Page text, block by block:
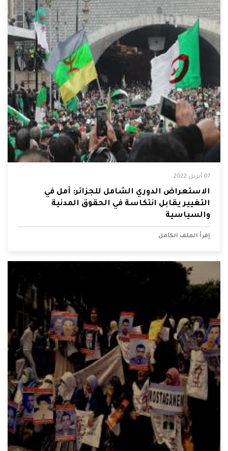
07 أبريل 2022
الاستعراض الدوري الشامل للجزائر: أمل في
التغيير يقابل انتكاسة في الحقوق المدنية
والسياسية
إقرأ الملف الكامل